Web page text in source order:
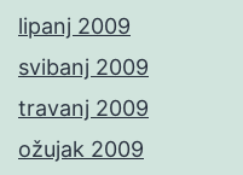
lipanj 2009
svibanj 2009
travanj 2009
ožujak 2009